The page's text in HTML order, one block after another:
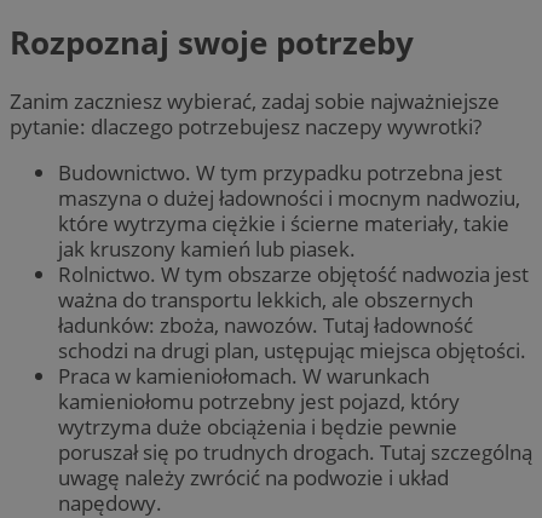
Rozpoznaj swoje potrzeby
Zanim zaczniesz wybierać, zadaj sobie najważniejsze
pytanie: dlaczego potrzebujesz naczepy wywrotki?
Budownictwo. W tym przypadku potrzebna jest
maszyna o dużej ładowności i mocnym nadwoziu,
które wytrzyma ciężkie i ścierne materiały, takie
jak kruszony kamień lub piasek.
Rolnictwo. W tym obszarze objętość nadwozia jest
ważna do transportu lekkich, ale obszernych
ładunków: zboża, nawozów. Tutaj ładowność
schodzi na drugi plan, ustępując miejsca objętości.
Praca w kamieniołomach. W warunkach
kamieniołomu potrzebny jest pojazd, który
wytrzyma duże obciążenia i będzie pewnie
poruszał się po trudnych drogach. Tutaj szczególną
uwagę należy zwrócić na podwozie i układ
napędowy.